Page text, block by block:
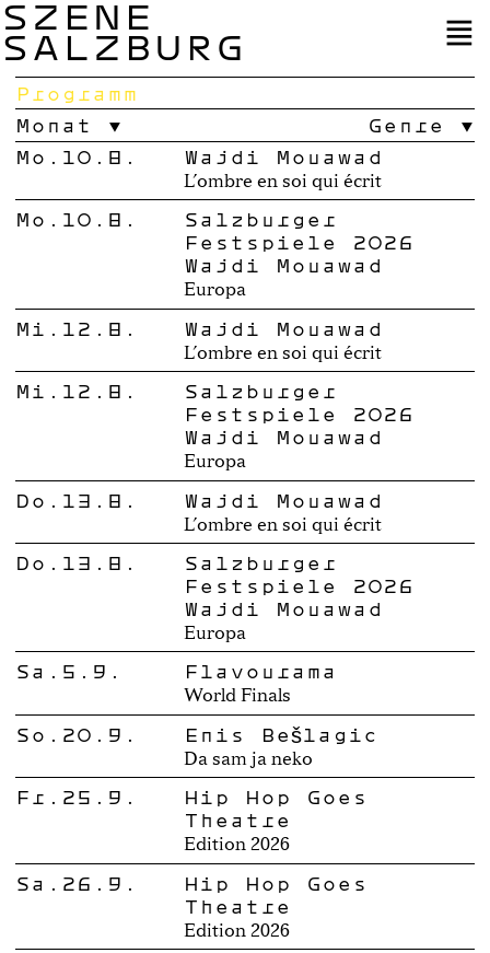
SZENE
SALZBURG
Programm
Monat
Genre
Mo.10.8.
Wajdi Mouawad
L’ombre en soi qui écrit
Mo.10.8.
Salzburger
Festspiele 2026
Wajdi Mouawad
Europa
Mi.12.8. Wajdi Mouawad
L’ombre en soi qui écrit
Mi.12.8.
Salzburger
Festspiele 2026
Wajdi Mouawad
Europa
Do.13.8. Wajdi Mouawad
L’ombre en soi qui écrit
Do.13.8.
Salzburger
Festspiele 2026
Wajdi Mouawad
Europa
Sa.5.9. Flavourama
World Finals
So.20.9. Enis Bešlagić
Da sam ja neko
Fr.25.9.
Hip Hop Goes
Theatre
Edition 2026
Sa.26.9.
Hip Hop Goes
Theatre
Edition 2026